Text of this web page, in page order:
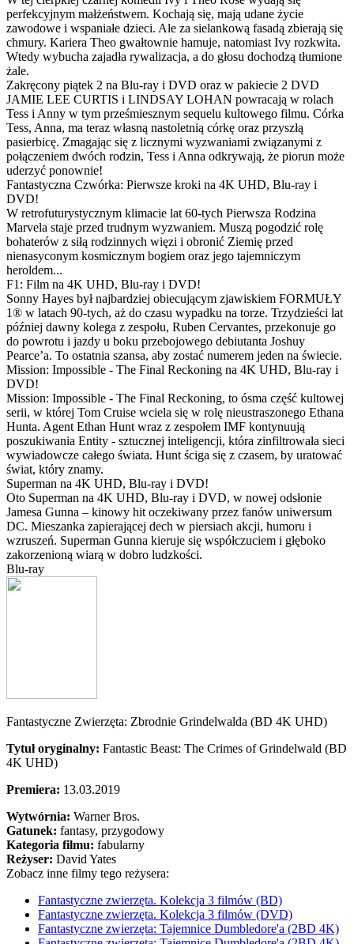
perfekcyjnym małżeństwem. Kochają się, mają udane życie
zawodowe i wspaniałe dzieci. Ale za sielankową fasadą zbierają się
chmury. Kariera Theo gwałtownie hamuje, natomiast Ivy rozkwita.
Wtedy wybucha zajadła rywalizacja, a do głosu dochodzą tłumione
żale.
Zakręcony piątek 2 na Blu-ray i DVD oraz w pakiecie 2 DVD
JAMIE LEE CURTIS i LINDSAY LOHAN powracają w rolach
Tess i Anny w tym prześmiesznym sequelu kultowego filmu. Córka
Tess, Anna, ma teraz własną nastoletnią córkę oraz przyszłą
pasierbicę. Zmagając się z licznymi wyzwaniami związanymi z
połączeniem dwóch rodzin, Tess i Anna odkrywają, że piorun może
uderzyć ponownie!
Fantastyczna Czwórka: Pierwsze kroki na 4K UHD, Blu-ray i
DVD!
W retrofuturystycznym klimacie lat 60-tych Pierwsza Rodzina
Marvela staje przed trudnym wyzwaniem. Muszą pogodzić rolę
bohaterów z siłą rodzinnych więzi i obronić Ziemię przed
nienasyconym kosmicznym bogiem oraz jego tajemniczym
heroldem...
F1: Film na 4K UHD, Blu-ray i DVD!
Sonny Hayes był najbardziej obiecującym zjawiskiem FORMUŁY
1® w latach 90-tych, aż do czasu wypadku na torze. Trzydzieści lat
później dawny kolega z zespołu, Ruben Cervantes, przekonuje go
do powrotu i jazdy u boku przebojowego debiutanta Joshuy
Pearce’a. To ostatnia szansa, aby zostać numerem jeden na świecie.
Mission: Impossible - The Final Reckoning na 4K UHD, Blu-ray i
DVD!
Mission: Impossible - The Final Reckoning, to ósma część kultowej
serii, w której Tom Cruise wciela się w rolę nieustraszonego Ethana
Hunta. Agent Ethan Hunt wraz z zespołem IMF kontynuują
poszukiwania Entity - sztucznej inteligencji, która zinfiltrowała sieci
wywiadowcze całego świata. Hunt ściga się z czasem, by uratować
świat, który znamy.
Superman na 4K UHD, Blu-ray i DVD!
Oto Superman na 4K UHD, Blu-ray i DVD, w nowej odsłonie
Jamesa Gunna – kinowy hit oczekiwany przez fanów uniwersum
DC. Mieszanka zapierającej dech w piersiach akcji, humoru i
wzruszeń. Superman Gunna kieruje się współczuciem i głęboko
zakorzenioną wiarą w dobro ludzkości.
Blu-ray
Fantastyczne Zwierzęta: Zbrodnie Grindelwalda (BD 4K UHD)
Tytuł oryginalny: Fantastic Beast: The Crimes of Grindelwald (BD
4K UHD)
Premiera: 13.03.2019
Wytwórnia: Warner Bros.
Gatunek: fantasy, przygodowy
Kategoria filmu: fabularny
Reżyser: David Yates
Zobacz inne filmy tego reżysera:
Fantastyczne zwierzęta. Kolekcja 3 filmów (BD)
Fantastyczne zwierzęta. Kolekcja 3 filmów (DVD)
Fantastyczne zwierzęta: Tajemnice Dumbledore'a (2BD 4K)